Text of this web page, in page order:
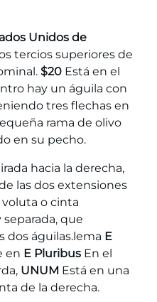
Unidos de
tercios superiores de
$20 Está en el
hay un águila con
tres flechas en
rama de olivo
en su pecho.
hacia la derecha,
las dos extensiones
o cinta
que
dos águilas.lema E
en E Pluribus En el
UNUM Está en una
de la derecha.